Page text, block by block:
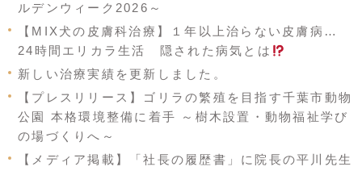
ルデンウィーク2026～
【MIX犬の皮膚科治療】１年以上治らない皮膚病…
24時間エリカラ生活 隠された病気とは
新しい治療実績を更新しました。
【プレスリリース】ゴリラの繁殖を目指す千葉市動物
公園 本格環境整備に着手 ～樹木設置・動物福祉学び
の場づくりへ～
【メディア掲載】「社長の履歴書」に院長の平川先生